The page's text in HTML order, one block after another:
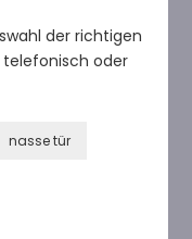
der richtigen
telefonisch oder
nasse tür